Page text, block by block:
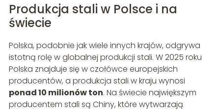
Produkcja stali w Polsce i na
świecie
Polska, podobnie jak wiele innych krajów, odgrywa
istotną rolę w globalnej produkcji stali. W 2025 roku
Polska znajduje się w czołówce europejskich
producentów, a produkcja stali w kraju wynosi
ponad 10 milionów ton. Na świecie największym
producentem stali są Chiny, które wytwarzają